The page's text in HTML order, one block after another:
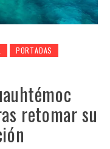
PORTADAS
retomar su